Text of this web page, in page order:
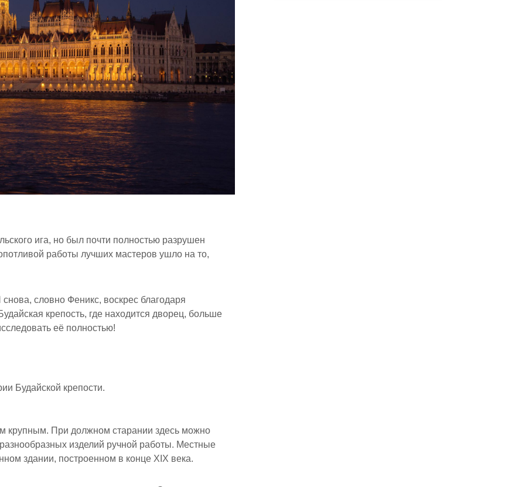
ига, но был почти полностью разрушен
работы лучших мастеров ушло на то,
словно Феникс, воскрес благодаря
крепость, где находится дворец, больше
её полностью!
Будайской крепости.
крупным. При должном старании здесь можно
изделий ручной работы. Местные
здании, построенном в конце XIX века.